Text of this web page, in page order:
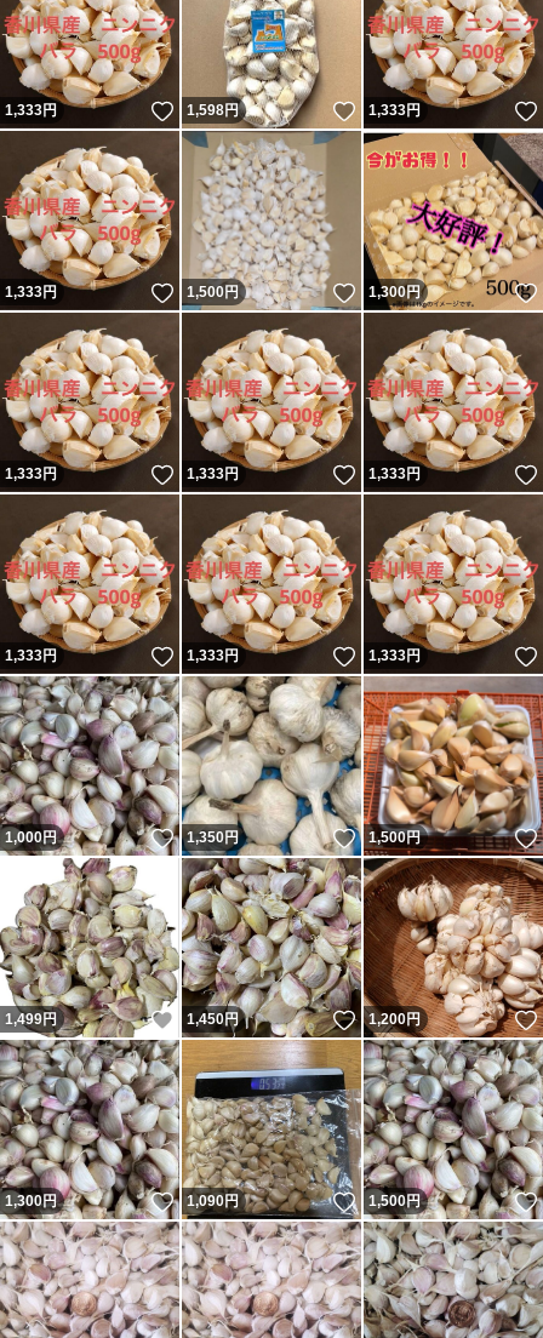
1,333円 いいね！
1,598円 いいね！
1,333円
1,333円 いいね！
1,500円 いいね！
1,300円
1,333円 いいね！
1,333円 いいね！
1,333円
1,333円 いいね！
1,333円 いいね！
1,333円
1,000円 いいね！
1,350円 いいね！
1,500円
1,499円 いいね！
1,450円 いいね！
1,200円
1,300円 いいね！
1,090円 いいね！
1,500円